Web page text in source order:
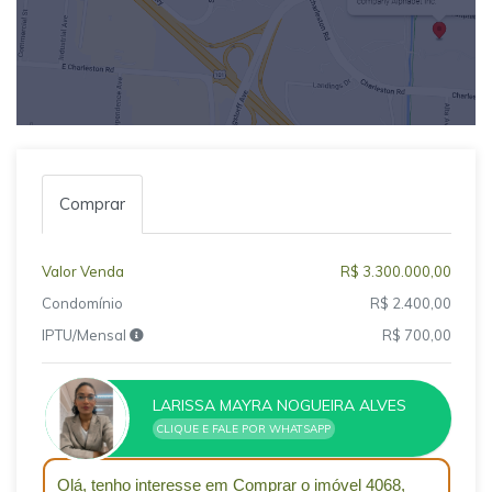
Comprar
Valor Venda
R$ 3.300.000,00
Condomínio
R$ 2.400,00
IPTU/Mensal
R$ 700,00
LARISSA MAYRA NOGUEIRA ALVES
CLIQUE E FALE POR WHATSAPP
Qual o melhor dia e horário pra você?